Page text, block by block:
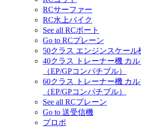
RCサーファー
RC水上バイク
See all RCボート
Go to RCプレーン
50クラス エンジンスケール
40クラス トレーナー機 カ
（EP/GPコンパチブル）
60クラス トレーナー機 カ
（EP/GPコンパチブル）
See all RCプレーン
Go to 送受信機
プロポ